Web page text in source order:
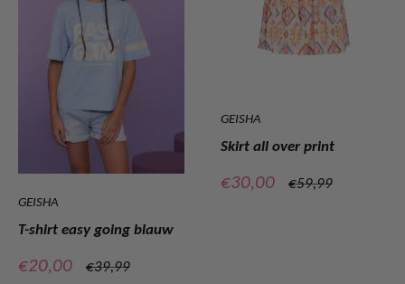
GEISHA
T-shirt easy going blauw
Verkoopprijs
€20,00
Normale
€39,99
GEISHA
Skirt all over print
Verkoopprijs
€30,00
Normale
€59,99